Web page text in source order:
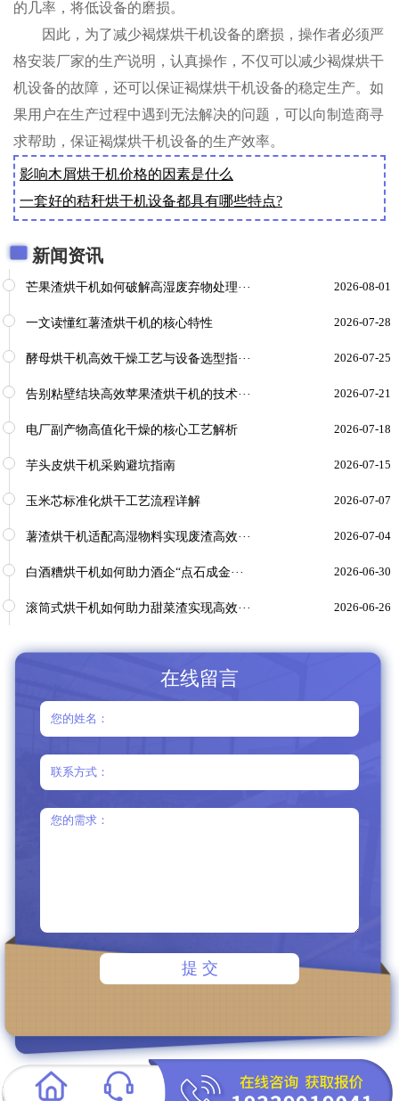
的几率，将低设备的磨损。
因此，为了减少褐煤烘干机设备的磨损，操作者必须严
格安装厂家的生产说明，认真操作，不仅可以减少褐煤烘干
机设备的故障，还可以保证褐煤烘干机设备的稳定生产。如
果用户在生产过程中遇到无法解决的问题，可以向制造商寻
求帮助，保证褐煤烘干机设备的生产效率。
影响木屑烘干机价格的因素是什么
一套好的秸秆烘干机设备都具有哪些特点?
新闻资讯
芒果渣烘干机如何破解高湿废弃物处理··· 2026-08-01
一文读懂红薯渣烘干机的核心特性 2026-07-28
酵母烘干机高效干燥工艺与设备选型指··· 2026-07-25
告别粘壁结块高效苹果渣烘干机的技术··· 2026-07-21
电厂副产物高值化干燥的核心工艺解析 2026-07-18
芋头皮烘干机采购避坑指南 2026-07-15
玉米芯标准化烘干工艺流程详解 2026-07-07
薯渣烘干机适配高湿物料实现废渣高效··· 2026-07-04
白酒糟烘干机如何助力酒企“点石成金··· 2026-06-30
滚筒式烘干机如何助力甜菜渣实现高效··· 2026-06-26
在线留言